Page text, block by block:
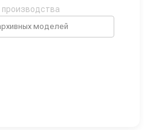
производства
моделей